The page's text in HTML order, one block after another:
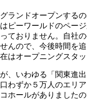
グランドオープンする
はピーワールドのペー
っておりません。自社
せんので、今後時間を
在はオープニングスタ
が、いわゆる「関東進
口わずか５万人のエリ
コホールがありました